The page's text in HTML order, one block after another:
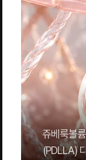
쥬베룩볼
(PDLLA)